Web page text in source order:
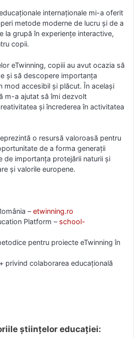
internaționale mi-a oferit
metode moderne de lucru și de a
la grupă în experiențe interactive,
copii.
eTwinning, copiii au avut ocazia să
și să descopere importanța
mod accesibil și plăcut. În același
m-a ajutat să îmi dezvolt
și încrederea în activitatea
o resursă valoroasă pentru
de a forma generații
de importanța protejării naturii și
și valorile europene.
–etwinning.ro
Platform – school-
pentru proiecte eTwinning în
privind colaborarea educațională
științelor educației: